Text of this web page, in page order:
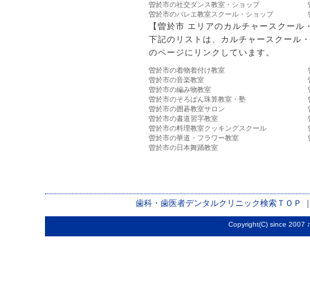
曽於市の社交ダンス教室・ショップ
曽於市のバレエ教室スクール・ショップ
【曽於市 エリアのカルチャースクール
下記のリストは、カルチャースクール
のページにリンクしています。
曽於市の着物着付け教室
曽於市の音楽教室
曽於市の編み物教室
曽於市のそろばん珠算教室・塾
曽於市の囲碁教室サロン
曽於市の書道習字教室
曽於市の料理教室クッキングスクール
曽於市の華道・フラワー教室
曽於市の日本舞踊教室
歯科・歯医者デンタルクリニック検索 ＴＯＰ
Copyright(C) since 2007